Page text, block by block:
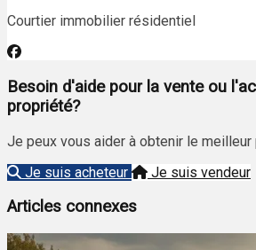
Courtier immobilier résidentiel
Besoin d'aide pour la vente ou
propriété?
Je peux vous aider à obtenir le meilleur
Je suis acheteur
Je suis vendeur
Articles connexes